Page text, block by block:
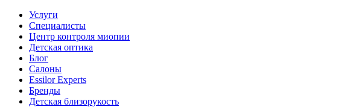
Услуги
Специалисты
Центр контроля миопии
Детская оптика
Блог
Салоны
Essilor Experts
Бренды
Детская близорукость